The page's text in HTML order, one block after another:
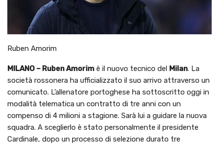
Ruben Amorim
MILANO – Ruben Amorim è il nuovo tecnico del Milan. La
società rossonera ha ufficializzato il suo arrivo attraverso un
comunicato. L’allenatore portoghese ha sottoscritto oggi in
modalità telematica un contratto di tre anni con un
compenso di 4 milioni a stagione. Sarà lui a guidare la nuova
squadra. A sceglierlo è stato personalmente il presidente
Cardinale, dopo un processo di selezione durato tre